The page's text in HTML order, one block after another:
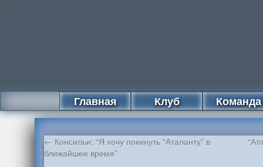
Главная Клуб Команда
← Консильи: “Я хочу покинуть “Аталанту” в
ближайшее время”